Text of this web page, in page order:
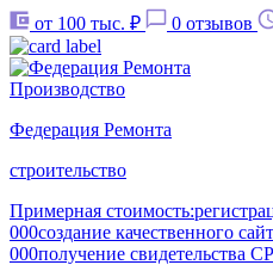
от 100 тыс. ₽ 0 отзывов
Производство
Федерация Ремонта
строительство
Примерная
000создание качественного
000получение свидетельства